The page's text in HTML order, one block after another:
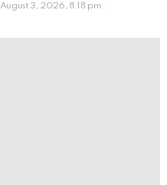
August 3, 2026, 8:18 pm